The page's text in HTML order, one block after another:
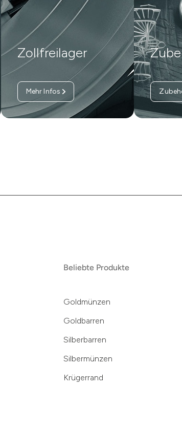
Zollfreilager
Mehr Infos
Beliebte Produkte
Goldmünzen
Goldbarren
Silberbarren
Silbermünzen
Krügerrand